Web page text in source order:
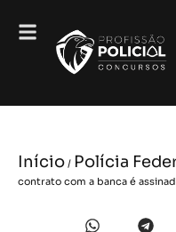
Início / Polícia
contrato com a banca é